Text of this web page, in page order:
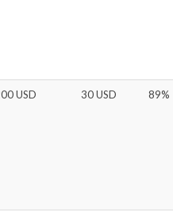
USD 30 USD 89%